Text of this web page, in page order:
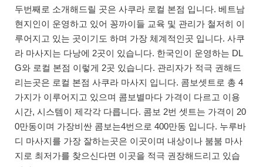
두번째로 소개해드릴 곳은 사쿠라 로컬 본점 입니다. 베트남
현지인이 운영하고 있어 꽁까이들 교육 및 관리가 철저히 이
루어지고 있는 곳이기도 하며 가장 체계적인곳 입니다. 사쿠
라 마사지는 다낭에 2곳이 있습니다. 한국인이 운영하는 DL
G와 로컬 본점 이렇게 2곳 있습니다. 관리자가 적극 권해드
리는곳은 로컬 본점 사쿠라 마사지 입니다. 콤보셋트로 총 4
가지가 이루어지고 있으며 콤보별마다 가격이 다르고 이용
시간, 시스템이 제각각 다릅니다. 콤보 2번 셋트는 가격이 20
0만동이며 가장비싼 콤보는4번으로 400만동 입니다. 누루바
디 마사지를 가장 잘하는곳은 이곳이며 내상이나 붐붐 마사
지로 최저가를 찾으신다면 이곳을 적극 권장해드리고 있습